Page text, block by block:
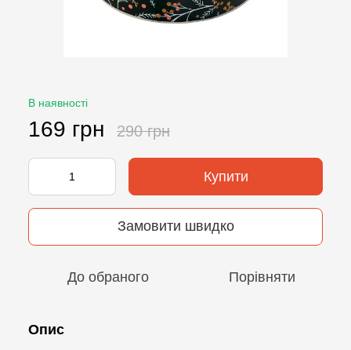
В наявності
169 грн 290 грн
Купити
Замовити швидко
До обраного Порівняти
Опис